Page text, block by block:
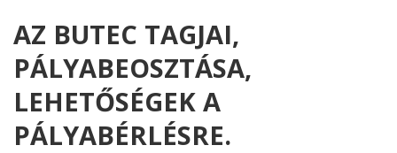
AZ BUTEC TAGJAI,
PÁLYABEOSZTÁSA,
LEHETŐSÉGEK A
PÁLYABÉRLÉSRE.
CSAPATOK 2026
VISSZAEMLÉKEZÉS
HÍREK